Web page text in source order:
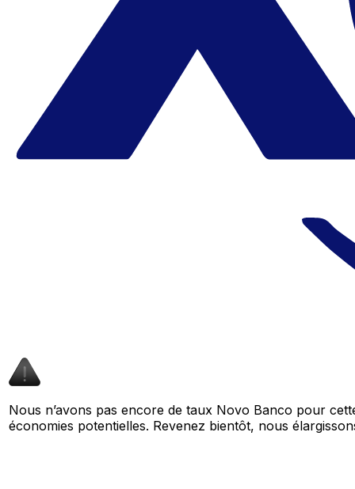
Nous n’avons pas encore de taux Novo Banco pour
économies potentielles. Revenez bientôt, nous